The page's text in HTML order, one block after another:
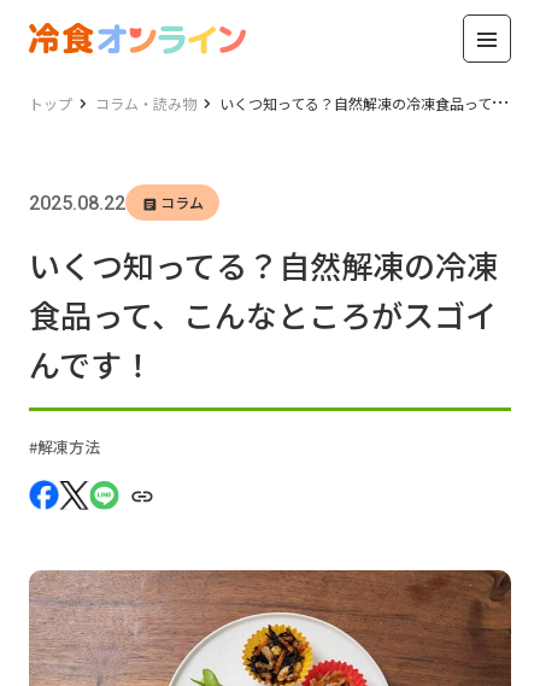
トップ コラム・読み物 いくつ知ってる？自然解凍の冷凍食品って、こんなところがスゴイんです！
2025.08.22 コラム
いくつ知ってる？自然解凍の冷凍
食品って、こんなところがスゴイ
んです！
解凍方法